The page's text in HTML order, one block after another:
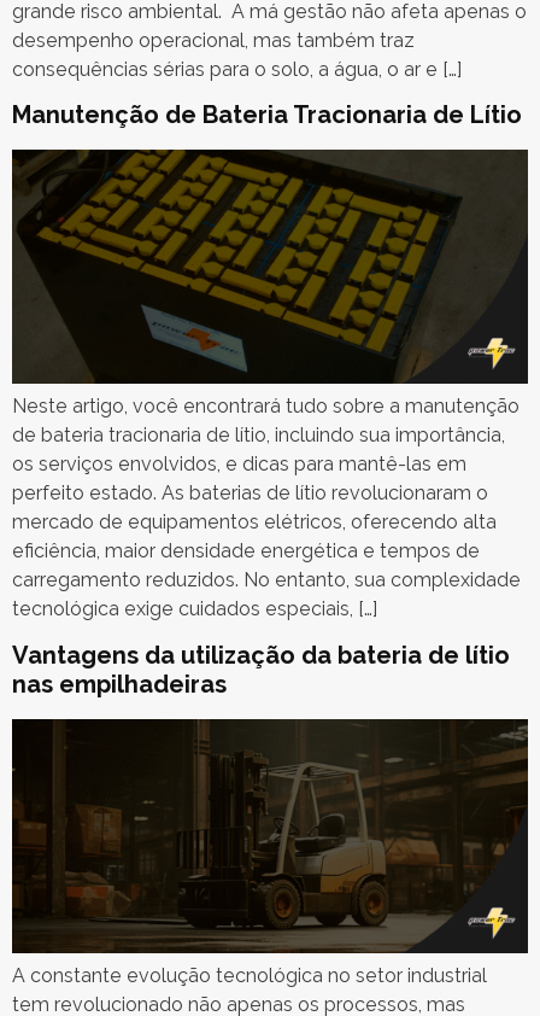
grande risco ambiental. A má gestão não afeta apenas o
desempenho operacional, mas também traz
consequências sérias para o solo, a água, o ar e […]
Manutenção de Bateria Tracionaria de Lítio
Neste artigo, você encontrará tudo sobre a manutenção
de bateria tracionaria de lítio, incluindo sua importância,
os serviços envolvidos, e dicas para mantê-las em
perfeito estado. As baterias de lítio revolucionaram o
mercado de equipamentos elétricos, oferecendo alta
eficiência, maior densidade energética e tempos de
carregamento reduzidos. No entanto, sua complexidade
tecnológica exige cuidados especiais, […]
Vantagens da utilização da bateria de lítio
nas empilhadeiras
A constante evolução tecnológica no setor industrial
tem revolucionado não apenas os processos, mas